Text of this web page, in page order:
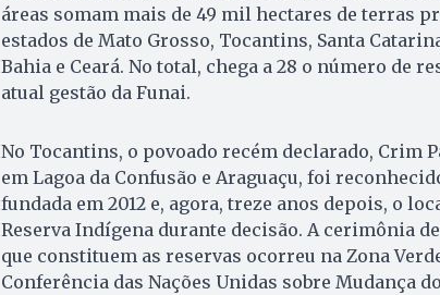
áreas somam mais de 49 mil hectares de terras
estados de Mato Grosso, Tocantins, Santa
Bahia e Ceará. No total, chega a 28 o número de
atual gestão da Funai.
No Tocantins, o povoado recém declarado, Crim
em Lagoa da Confusão e Araguaçu, foi
fundada em 2012 e, agora, treze anos depois, o
Reserva Indígena durante decisão. A cerimônia
que constituem as reservas ocorreu na Zona
Conferência das Nações Unidas sobre Mudança